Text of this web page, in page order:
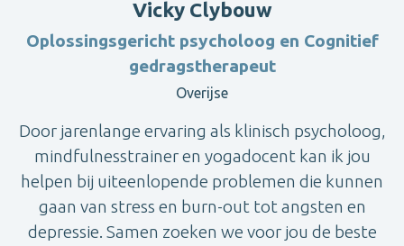
Vicky Clybouw
Oplossingsgericht psycholoog en Cognitief
gedragstherapeut
Overijse
Door jarenlange ervaring als klinisch psycholoog,
mindfulnesstrainer en yogadocent kan ik jou
helpen bij uiteenlopende problemen die kunnen
gaan van stress en burn-out tot angsten en
depressie. Samen zoeken we voor jou de beste